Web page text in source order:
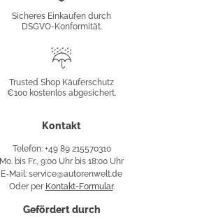
Sicheres Einkaufen durch
DSGVO-Konformität.
Käuferschutz
Trusted Shop Käuferschutz
€100 kostenlos abgesichert.
Kontakt
Telefon: +49 89 215570310
Mo. bis Fr., 9:00 Uhr bis 18:00 Uhr
E-Mail: service@autorenwelt.de
Oder per Kontakt-Formular.
Gefördert durch